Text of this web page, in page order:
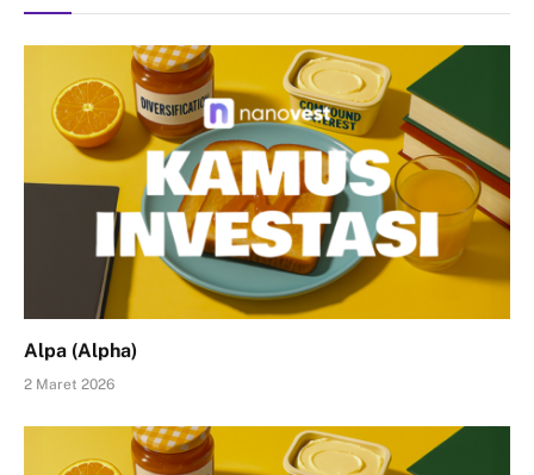
Alpa (Alpha)
2 Maret 2026